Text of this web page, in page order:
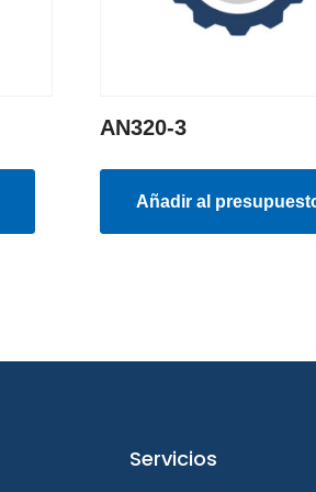
AN320-3
Añadir al
Servicios